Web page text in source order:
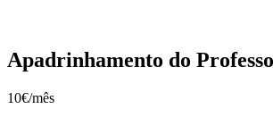
Apadrinhamento do
10€/mês